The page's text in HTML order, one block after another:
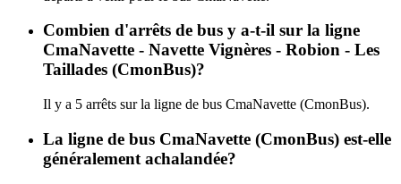
Combien d'arrêts de bus y a-t-il sur la ligne
CmaNavette - Navette Vignères - Robion - Les
Taillades (CmonBus)?
Il y a 5 arrêts sur la ligne de bus CmaNavette (CmonBus).
La ligne de bus CmaNavette (CmonBus) est-elle
généralement achalandée?